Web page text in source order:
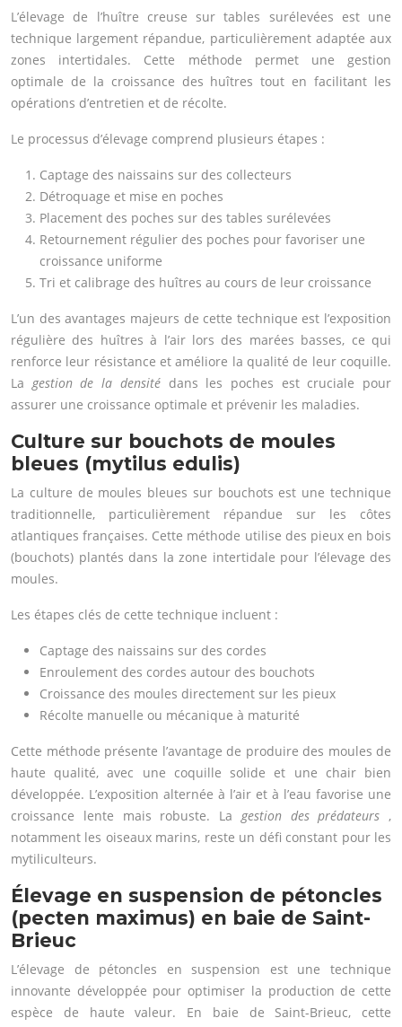
L’élevage de l’huître creuse sur tables surélevées est une
technique largement répandue, particulièrement adaptée aux
zones intertidales. Cette méthode permet une gestion
optimale de la croissance des huîtres tout en facilitant les
opérations d’entretien et de récolte.
Le processus d’élevage comprend plusieurs étapes :
Captage des naissains sur des collecteurs
Détroquage et mise en poches
Placement des poches sur des tables surélevées
Retournement régulier des poches pour favoriser une
croissance uniforme
Tri et calibrage des huîtres au cours de leur croissance
L’un des avantages majeurs de cette technique est l’exposition
régulière des huîtres à l’air lors des marées basses, ce qui
renforce leur résistance et améliore la qualité de leur coquille.
Lagestion de la densité dans les poches est cruciale pour
assurer une croissance optimale et prévenir les maladies.
Culture sur bouchots de moules
bleues (mytilus edulis)
La culture de moules bleues sur bouchots est une technique
traditionnelle, particulièrement répandue sur les côtes
atlantiques françaises. Cette méthode utilise des pieux en bois
(bouchots) plantés dans la zone intertidale pour l’élevage des
moules.
Les étapes clés de cette technique incluent :
Captage des naissains sur des cordes
Enroulement des cordes autour des bouchots
Croissance des moules directement sur les pieux
Récolte manuelle ou mécanique à maturité
Cette méthode présente l’avantage de produire des moules de
haute qualité, avec une coquille solide et une chair bien
développée. L’exposition alternée à l’air et à l’eau favorise une
croissance lente mais robuste. Lagestion des prédateurs ,
notamment les oiseaux marins, reste un défi constant pour les
mytiliculteurs.
Élevage en suspension de pétoncles
(pecten maximus) en baie de Saint-
Brieuc
L’élevage de pétoncles en suspension est une technique
innovante développée pour optimiser la production de cette
espèce de haute valeur. En baie de Saint-Brieuc, cette